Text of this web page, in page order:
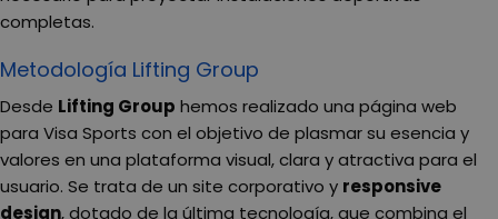
completas.
Metodología Lifting Group
Desde Lifting Group hemos realizado una página web
para Visa Sports con el objetivo de plasmar su esencia y
valores en una plataforma visual, clara y atractiva para el
usuario. Se trata de un site corporativo y responsive
design, dotado de la última tecnología, que combina el